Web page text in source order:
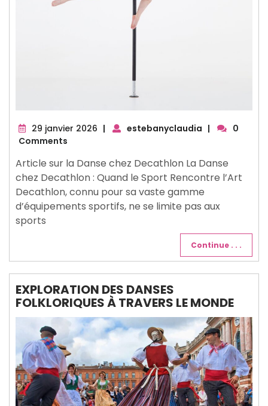
29 janvier 2026 29
| estebanyclaudia |
0
Comments
Article sur la Danse chez Decathlon La Danse
chez Decathlon : Quand le Sport Rencontre l’Art
Decathlon, connu pour sa vaste gamme
d’équipements sportifs, ne se limite pas aux
sports
Continue . . .
EXPLORATION DES DANSES
FOLKLORIQUES À TRAVERS LE MONDE